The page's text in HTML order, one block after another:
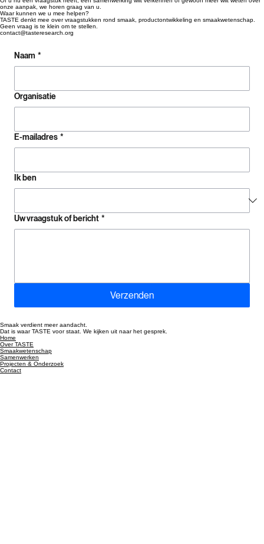
Laten we kennismaken
Of u nu een vraagstuk heeft, een samenwerking wilt verkennen of gewoon meer wilt weten over
onze aanpak, we horen graag van u.
Waar kunnen we u mee helpen?
TASTE denkt mee over vraagstukken rond smaak, productontwikkeling en smaakwetenschap.
Naam *
Organisatie
E-mailadres *
Ik ben
Uw vraagstuk of bericht *
Verzenden
Smaak verdient meer aandacht.
Dat is waar TASTE voor staat. We kijken uit naar het gesprek.
Home
Over TASTE
Smaakwetenschap
Samenwerken